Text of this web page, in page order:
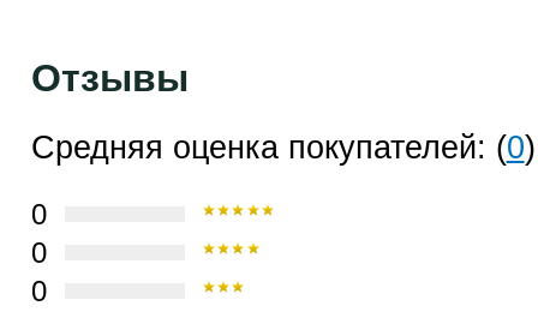
Отзывы
Средняя оценка покупателей: (0)
0
0
0